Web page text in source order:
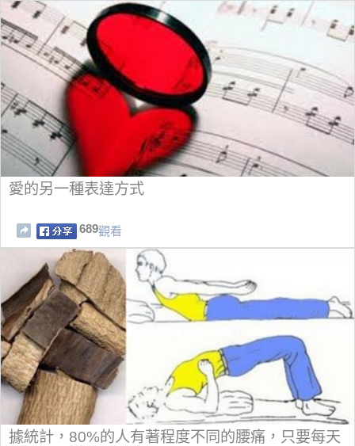
愛的另一種表達方式
689觀看
據統計，80%的人有著程度不同的腰痛，只要每天